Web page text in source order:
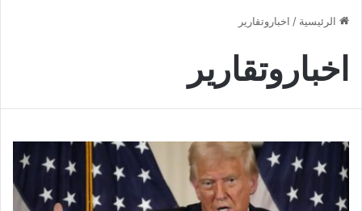
الرئيسية / اخباروتقارير
اخباروتقارير